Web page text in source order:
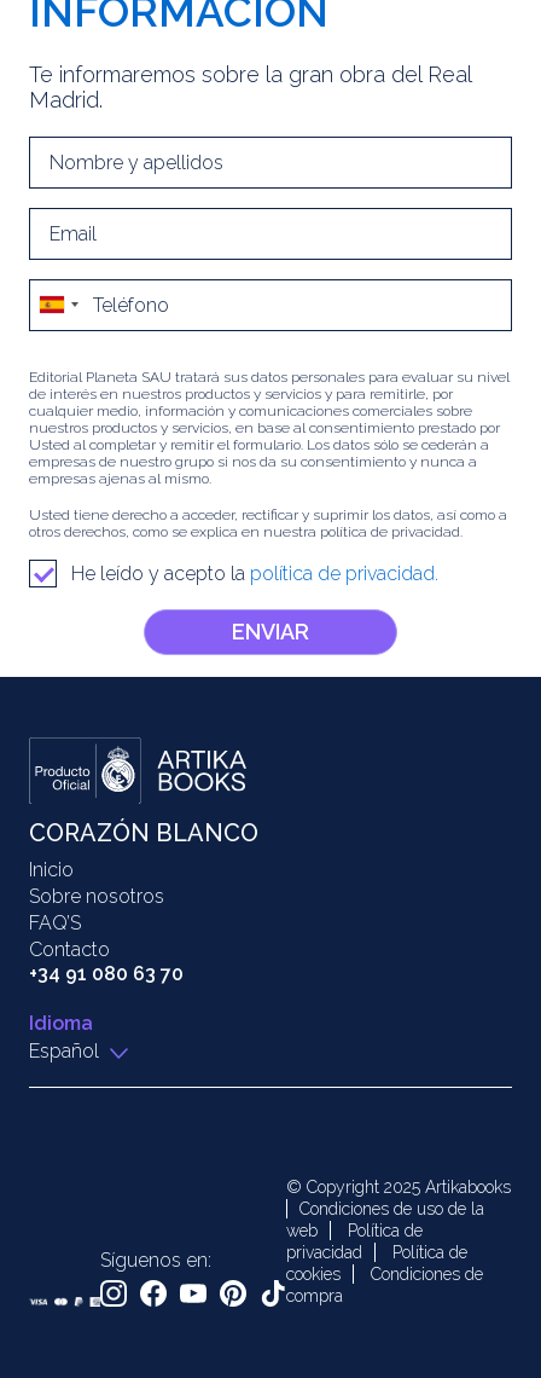
INFORMACIÓN
Te informaremos sobre la gran obra del Real
Madrid.
Editorial Planeta SAU tratará sus datos personales para evaluar su nivel
de interés en nuestros productos y servicios y para remitirle, por
cualquier medio, información y comunicaciones comerciales sobre
nuestros productos y servicios, en base al consentimiento prestado por
Usted al completar y remitir el formulario. Los datos sólo se cederán a
empresas de nuestro grupo si nos da su consentimiento y nunca a
empresas ajenas al mismo.
Usted tiene derecho a acceder, rectificar y suprimir los datos, así como a
otros derechos, como se explica en nuestra política de privacidad.
He leído y acepto la política de privacidad.
ENVIAR
CORAZÓN BLANCO
Inicio
Sobre nosotros
FAQ’S
Contacto
+34 91 080 63 70
Idioma
Español
Síguenos en:
© Copyright 2025 Artikabooks
Condiciones de uso de la
web
Política de
privacidad
Política de
cookies
Condiciones de
compra